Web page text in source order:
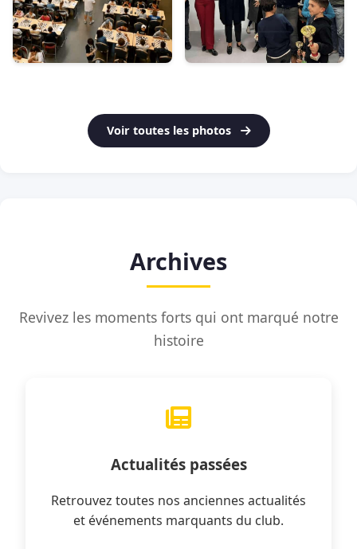
Voir toutes les photos
Archives
Revivez les moments forts qui ont marqué notre
histoire
Actualités passées
Retrouvez toutes nos anciennes actualités
et événements marquants du club.